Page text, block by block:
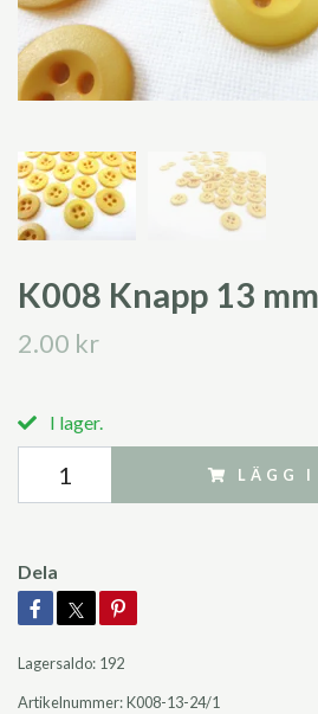
K008 Knapp 13
2.00 kr
I lager.
LÄGG I
Dela
Lagersaldo: 192
Artikelnummer:K008-13-24/1